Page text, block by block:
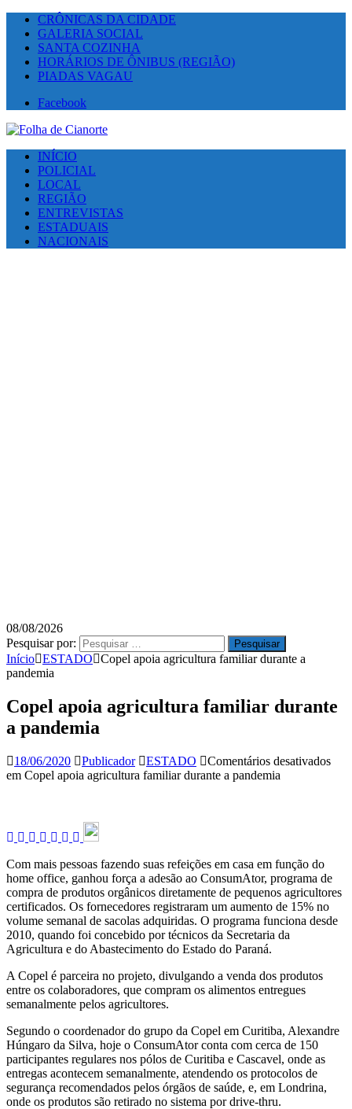
CRÔNICAS DA CIDADE
GALERIA SOCIAL
SANTA COZINHA
HORÁRIOS DE ÔNIBUS (REGIÃO)
PIADAS VAGAU
Facebook
INÍCIO
POLICIAL
LOCAL
REGIÃO
ENTREVISTAS
ESTADUAIS
NACIONAIS
08/08/2026
Pesquisar por:
Início ESTADO
Copel apoia agricultura familiar durante a
pandemia
Copel apoia agricultura familiar durante
a pandemia
18/06/2020 Publicador ESTADO
Comentários desativados
em Copel apoia agricultura familiar durante a pandemia
Com mais pessoas fazendo suas refeições em casa em função do
home office, ganhou força a adesão ao ConsumAtor, programa de
compra de produtos orgânicos diretamente de pequenos agricultores
certificados. Os fornecedores registraram um aumento de 15% no
volume semanal de sacolas adquiridas. O programa funciona desde
2010, quando foi concebido por técnicos da Secretaria da
Agricultura e do Abastecimento do Estado do Paraná.
A Copel é parceira no projeto, divulgando a venda dos produtos
entre os colaboradores, que compram os alimentos entregues
semanalmente pelos agricultores.
Segundo o coordenador do grupo da Copel em Curitiba, Alexandre
Húngaro da Silva, hoje o ConsumAtor conta com cerca de 150
participantes regulares nos pólos de Curitiba e Cascavel, onde as
entregas acontecem semanalmente, atendendo os protocolos de
segurança recomendados pelos órgãos de saúde, e, em Londrina,
onde os produtos são retirado no sistema por drive-thru.